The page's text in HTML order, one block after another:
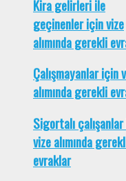
Kira gelirleri ile
geçinenler için vize
alımında gerekli
Çalışmayanlar için
alımında gerekli
Sigortalı
vize alımında
evraklar